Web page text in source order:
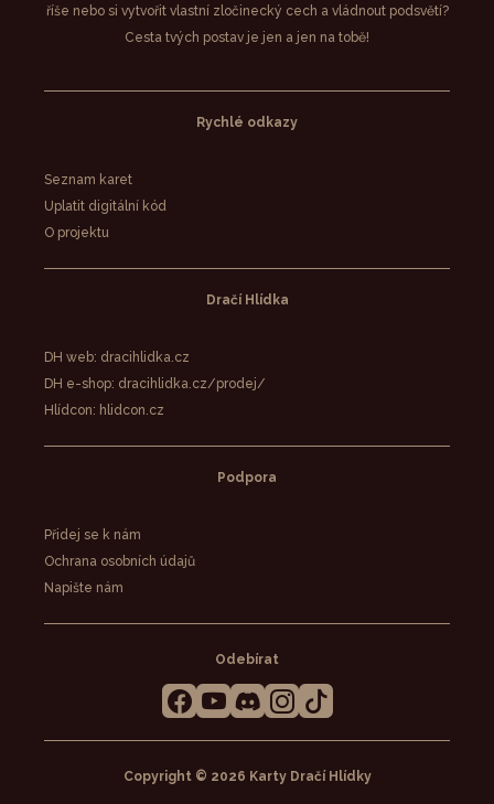
říše nebo si vytvořit vlastní zločinecký cech a vládnout podsvětí?
Cesta tvých postav je jen a jen na tobě!
Rychlé odkazy
Seznam karet
Uplatit digitální kód
O projektu
Dračí Hlídka
DH web: dracihlidka.cz
DH e-shop: dracihlidka.cz/prodej/
Hlídcon: hlidcon.cz
Podpora
Přidej se k nám
Ochrana osobních údajů
Napište nám
Odebírat
Copyright © 2026 Karty Dračí Hlídky